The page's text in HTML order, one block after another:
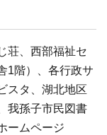
荘、西部福祉セ
1階）、各行政サ
スタ、湖北地区
我孫子市民図書
ームページ